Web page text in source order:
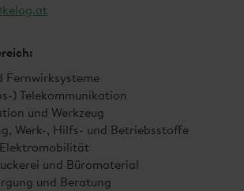
Fernwirksysteme
) Telekommunikation
und Werkzeug
Werk-, Hilfs- und Betriebsstoffe
und Büromaterial
und Beratung